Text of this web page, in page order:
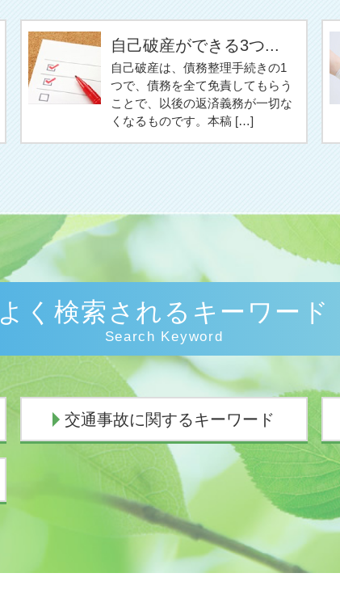
自己破産ができる3つ...
自己破産は、債務整理手続きの1
つで、債務を全て免責してもらう
ことで、以後の返済義務が一切な
くなるものです。本稿 […]
よく検索されるキーワード
Search Keyword
交通事故に関するキーワード
交通事故 慰謝料通院
損害賠償請求 時効
過失割合 誰が決める
過失割合 慰謝料